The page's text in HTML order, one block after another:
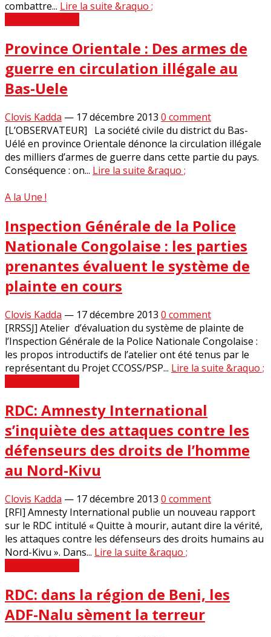
combattre... Lire la suite &raquo ;
Province Orientale : Des armes de
guerre en circulation illégale au
Bas-Uele
Clovis Kadda — 17 décembre 2013 0 comment
[L’OBSERVATEUR] La société civile du district du Bas-
Uélé en province Orientale dénonce la circulation illégale
des milliers d’armes de guerre dans cette partie du pays.
Conséquence : on... Lire la suite &raquo ;
A la Une !
Inspection Générale de la Police
Nationale Congolaise : les parties
prenantes évaluent le système de
plainte en cours
Clovis Kadda — 17 décembre 2013 0 comment
[RRSSJ] Atelier d’évaluation du système de plainte de
l’Inspection Générale de la Police Nationale Congolaise :
les propos introductifs de l’atelier ont été tenus par le
représentant du Projet CCOSS/PSP... Lire la suite &raquo ;
RDC: Amnesty International
s’inquiète des attaques contre les
défenseurs des droits de l’homme
au Nord-Kivu
Clovis Kadda — 17 décembre 2013 0 comment
[RFI] Amnesty International publie un nouveau rapport
sur le RDC intitulé « Quitte à mourir, autant dire la vérité,
les attaques contre les défenseurs des droits humains au
Nord-Kivu ». Dans... Lire la suite &raquo ;
RDC: dans la région de Beni, les
ADF-Nalu sèment la terreur